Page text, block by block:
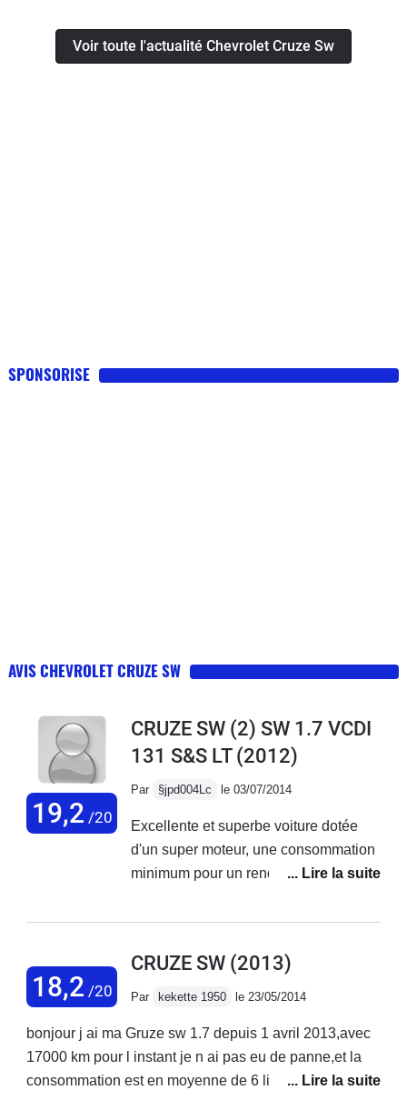
Voir toute l'actualité Chevrolet Cruze Sw
SPONSORISE
AVIS CHEVROLET CRUZE SW
19,2 /20
CRUZE SW (2) SW 1.7 VCDI
131 S&S LT(2012)
Par §jpd004Lc le 03/07/2014
Excellente et superbe voiture dotée
d'un super moteur, une consommation
minimum pour un rendement
irréprochable et elle est très maniable
tracas à ce jour. Nous sommes
descendus en Ardèche (850 KMs)
kilomètres,bon confort, avec une
consommation légère de 5,1L.Si GM
n'avait pas choisi d'arrêter la vente en
18,2 /20
CRUZE SW (2013)
Par kekette 1950 le 23/05/2014
bonjour j ai ma Gruze sw 1.7 depuis 1 avril 2013,avec
17000 km pour l instant je n ai pas eu de panne,et la
consommation est en moyenne de 6 litre,et je suis